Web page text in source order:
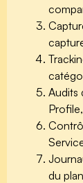
Audits
du